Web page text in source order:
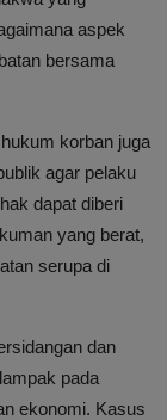
aspek
bersama
korban juga
agar pelaku
dapat diberi
yang berat,
serupa di
dan
pada
ekonomi. Kasus